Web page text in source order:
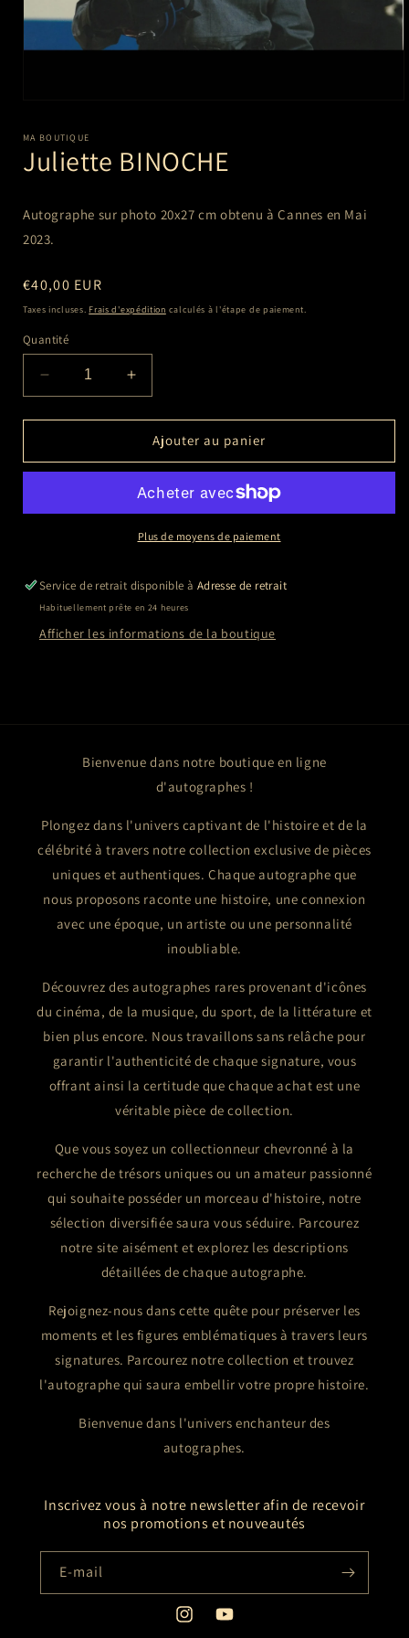
média
dans
une
MA BOUTIQUE
Juliette BINOCHE
Autographe sur photo 20x27 cmobtenu à Cannes en Mai
2023.
Prix
habituel
€40,00 EUR
Taxes incluses. Frais d'expédition calculés à l'étape de paiement.
Quantité
Réduire
la
quantité
Juliette
Augmenter
la
quantité
Juliette
Ajouter au panier
Plus de moyens de paiement
Service de retrait disponible à Adresse de retrait
Habituellement prête en 24 heures
Afficher les informations de la boutique
Bienvenue dans notre boutique en ligne
d'autographes !
Plongez dans l'univers captivant de l'histoire et de la
célébrité à travers notre collection exclusive de pièces
uniques et authentiques. Chaque autographe que
nous proposons raconte une histoire, une connexion
avec une époque, un artiste ou une personnalité
inoubliable.
Découvrez des autographes rares provenant d'icônes
du cinéma, de la musique, du sport, de la littérature et
bien plus encore. Nous travaillons sans relâche pour
garantir l'authenticité de chaque signature, vous
offrant ainsi la certitude que chaque achat est une
véritable pièce de collection.
Que vous soyez un collectionneur chevronné à la
recherche de trésors uniques ou un amateur passionné
qui souhaite posséder un morceau d'histoire, notre
sélection diversifiée saura vous séduire. Parcourez
notre site aisément et explorez les descriptions
détaillées de chaque autographe.
Rejoignez-nous dans cette quête pour préserver les
moments et les figures emblématiques à travers leurs
signatures. Parcourez notre collection et trouvez
l'autographe qui saura embellir votre propre histoire.
Bienvenue dans l'univers enchanteur des
autographes.
Inscrivez vous à notre newsletter afin de recevoir
nos promotions et nouveautés
E-mail
InstagramYouTube